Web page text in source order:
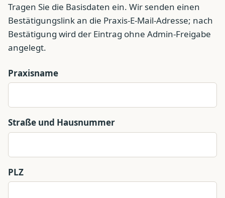
Tragen Sie die Basisdaten ein. Wir senden einen
Bestätigungslink an die Praxis-E-Mail-Adresse; nach
Bestätigung wird der Eintrag ohne Admin-Freigabe
angelegt.
Praxisname
Straße und Hausnummer
PLZ